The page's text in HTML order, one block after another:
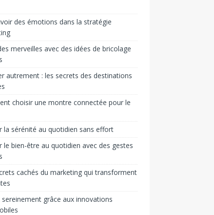
des émotions dans la stratégie
merveilles avec des idées de bricolage
autrement : les secrets des destinations
choisir une montre connectée pour le
la sérénité au quotidien sans effort
le bien-être au quotidien avec des gestes
cachés du marketing qui transforment
sereinement grâce aux innovations